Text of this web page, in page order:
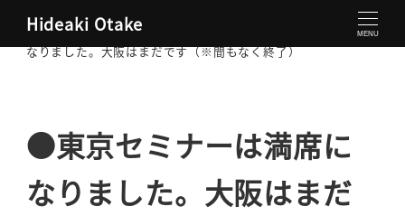
Hideaki Otake MENU
大竹秀明 公式サイト
●東京セミナーは満席に
なりました。大阪はまだです（※間もなく終了）
●東京セミナーは満席に
なりました。大阪はまだ